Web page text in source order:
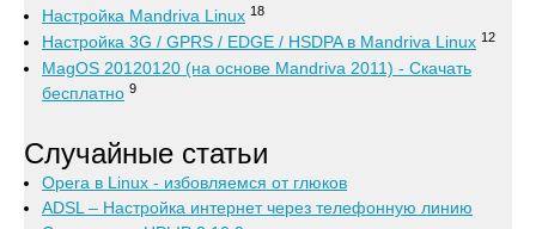
Настройка Mandriva Linux 18
Настройка 3G / GPRS / EDGE / HSDPA в Mandriva Linux 12
MagOS 20120120 (на основе Mandriva 2011) - Скачать
бесплатно 9
Случайные статьи
Opera в Linux - избовляемся от глюков
ADSL – Настройка интернет через телефонную линию